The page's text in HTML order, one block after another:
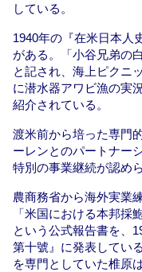
している。
1940年の『在米日本人
がある。「小谷兄弟の
と記され、海上ピクニ
に潜水器アワビ漁の実
紹介されている。
渡米前から培った専門
ーレンとのパートナー
特別の事業継続が認め
農商務省から海外実業
「米国における本邦採
という公式報告書を、
第十號』に発表してい
を専門としていた椎原